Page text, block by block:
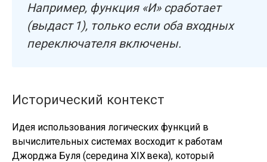
Например, функция «И» сработает
(выдаст 1), только если оба входных
переключателя включены.
Исторический контекст
Идея использования логических функций в
вычислительных системах восходит к работам
Джорджа Буля (середина XIX века), который